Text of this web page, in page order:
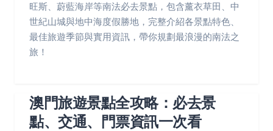
旺斯、蔚藍海岸等南法必去景點，包含薰衣草田、中
世紀山城與地中海度假勝地，完整介紹各景點特色、
最佳旅遊季節與實用資訊，帶你規劃最浪漫的南法之
旅！
澳門旅遊景點全攻略：必去景
點、交通、門票資訊一次看